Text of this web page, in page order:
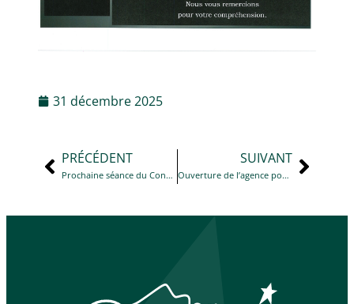
31 décembre 2025
PRÉCÉDENT
Prochaine séance du Conseil Municipal
SUIVANT
Ouverture de l’agence postale uniquement pour les colis pickup pour la semaine du 5 au 10 janvier